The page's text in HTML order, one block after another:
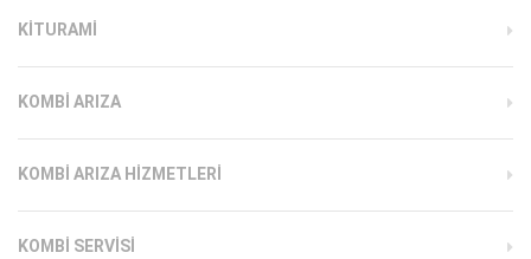
KITURAMI
KOMBI ARIZA
KOMBI ARIZA HIZMETLERI
KOMBI SERVISI